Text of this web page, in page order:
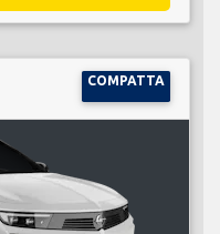
COMPATTA